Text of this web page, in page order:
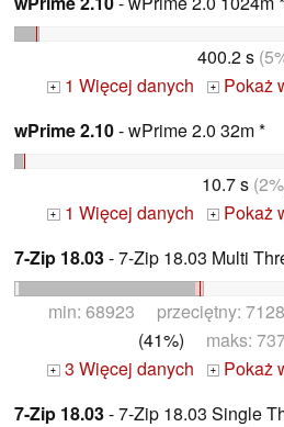
400.2 s
+ 1 Więcej danych +
Pokaż
wPrime 2.10- wPrime 2.0 32m *
10.7 s
+ 1 Więcej danych +
Pokaż
7-Zip 18.03- 7-Zip 18.03 Multi
min: 68923 przeciętny:
(41%) maks:
+ 3 Więcej danych +
Pokaż
7-Zip 18.03- 7-Zip 18.03 Single